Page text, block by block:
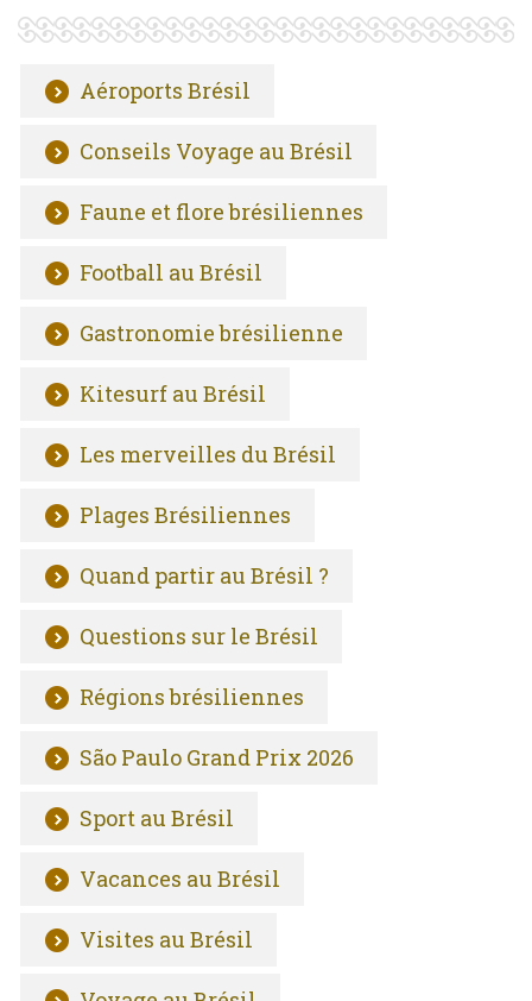
Aéroports Brésil
Conseils Voyage au Brésil
Faune et flore brésiliennes
Football au Brésil
Gastronomie brésilienne
Kitesurf au Brésil
Les merveilles du Brésil
Plages Brésiliennes
Quand partir au Brésil ?
Questions sur le Brésil
Régions brésiliennes
São Paulo Grand Prix 2026
Sport au Brésil
Vacances au Brésil
Visites au Brésil